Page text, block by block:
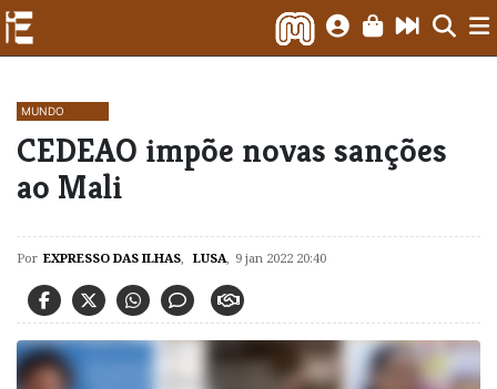
MUNDO
CEDEAO impõe novas sanções
ao Mali
Por EXPRESSO DAS ILHAS, LUSA, 9 jan 2022 20:40